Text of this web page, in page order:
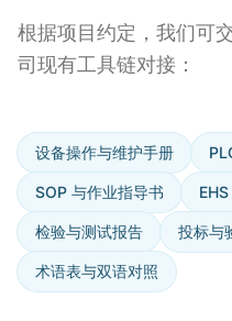
根据项目约定，我们可
司现有工具链对接：
设备操作与维护手册
SOP 与作业指导书
检验与测试报告 投标与
术语表与双语对照